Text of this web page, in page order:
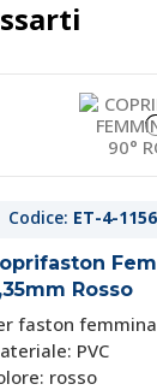
Codice: ET-4-
Rosso
faston
PVC
rosso